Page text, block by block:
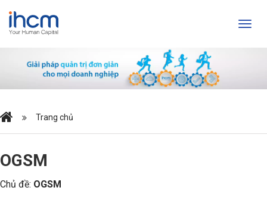
Trang chủ
OGSM
Chủ đề: OGSM